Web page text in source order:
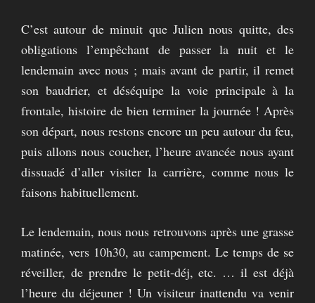
C’est autour de minuit que Julien nous quitte, des
obligations l’empêchant de passer la nuit et le
lendemain avec nous ; mais avant de partir, il remet
son baudrier, et déséquipe la voie principale à la
frontale, histoire de bien terminer la journée ! Après
son départ, nous restons encore un peu autour du feu,
puis allons nous coucher, l’heure avancée nous ayant
dissuadé d’aller visiter la carrière, comme nous le
faisons habituellement.
Le lendemain, nous nous retrouvons après une grasse
matinée, vers 10h30, au campement. Le temps de se
réveiller, de prendre le petit-déj, etc. … il est déjà
l’heure du déjeuner ! Un visiteur inattendu va venir